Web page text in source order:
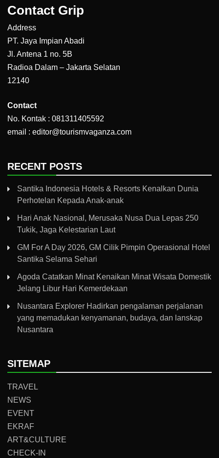
Contact Grip
Address
PT. Jaya Impian Abadi
Jl. Antena 1 no. 5B
Radioa Dalam – Jakarta Selatan
12140
Contact
No. Kontak : 081311405592
email : editor@tourismvaganza.com
RECENT POSTS
Santika Indonesia Hotels & Resorts Kenalkan Dunia
Perhotelan Kepada Anak-anak
Hari Anak Nasional, Merusaka Nusa Dua Lepas 250
Tukik, Jaga Kelestarian Laut
GM For A Day 2026, GM Cilik Pimpin Operasional Hotel
Santika Selama Sehari
Agoda Catatkan Minat Kenaikan Minat Wisata Domestik
Jelang Libur Hari Kemerdekaan
Nusantara Explorer Hadirkan pengalaman perjalanan
yang memadukan kenyamanan, budaya, dan lanskap
Nusantara
SITEMAP
TRAVEL
NEWS
EVENT
EKRAF
ART&CULTURE
CHECK-IN